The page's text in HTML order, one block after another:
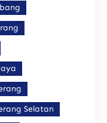
Selatan